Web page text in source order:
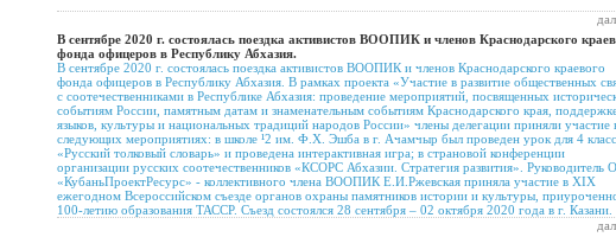
В сентябре 2020 г. состоялась поездка активистов ВООПИК и членов Краснодарского
фонда офицеров в Республику Абхазия.
В сентябре 2020 г. состоялась поездка активистов ВООПИК и членов Краснодарского краевого
фонда офицеров в Республику Абхазия. В рамках проекта «Участие в развитие общественных
с соотечественниками в Республике Абхазия: проведение мероприятий, посвященных
событиям России, памятным датам и знаменательным событиям Краснодарского края,
языков, культуры и национальных традиций народов России» члены делегации приняли участие
следующих мероприятиях: в школе ¹2 им. Ф.Х. Эшба в г. Ачамчыр был проведен урок для 4
«Русский толковый словарь» и проведена интерактивная игра; в страновой конференции
организации русских соотечественников «КСОРС Абхазии. Стратегия развития». Руководитель
«КубаньПроектРесурс» - коллективного члена ВООПИК Е.И.Ржевская приняла участие в XIX
ежегодном Всероссийском съезде органов охраны памятников истории и культуры,
100-летию образования ТАССР. Съезд состоялся 28 сентября – 02 октября 2020 года в г. Казани.